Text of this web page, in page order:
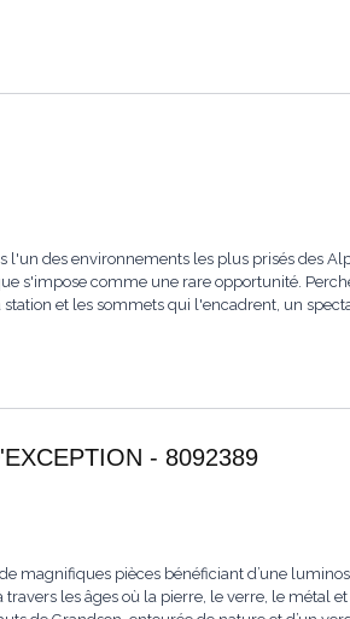
des environnements les plus prisés des
s'impose comme une rare opportunité.
et les sommets qui l'encadrent, un
- 8092389
magnifiques pièces bénéficiant d’une
les âges où la pierre, le verre, le métal